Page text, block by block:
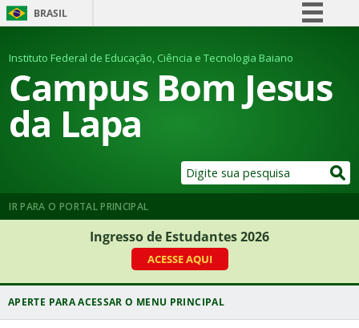
BRASIL
Comunica BR
Participe
Instituto Federal de Educação, Ciência e Tecnologia Baiano
Campus Bom Jesus
da Lapa
IR PARA O PORTAL PRINCIPAL
Ingresso de Estudantes 2026
ACESSE AQUI